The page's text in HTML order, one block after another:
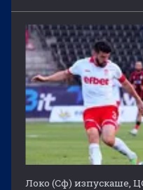
Локо (Сф) изпускаше,